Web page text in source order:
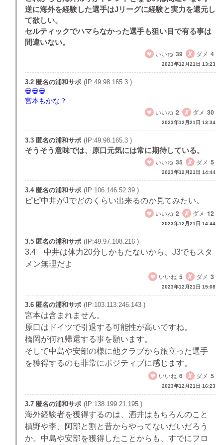
逆に海外を経験した選手はJリーグに経験と実力を還元し
て欲しい。
セルティックでハマらなかった選手も狙い目で有る事は
間違いない。
いいね 39 ダメ 4
2023年12月21日 13:23
3.2 匿名の浦和サポ (IP:49.98.165.3 )
宮本もかな？
いいね 2 ダメ 30
2023年12月21日 13:34
3.3 匿名の浦和サポ (IP:49.98.165.3 )
そうそう意味では、原口元気には常に期待している。
いいね 35 ダメ 5
2023年12月21日 14:44
3.4 匿名の浦和サポ (IP:106.146.52.39 )
ピピ中井がJでどのくらい出来るのか見てみたい。
いいね 2 ダメ 12
2023年12月21日 14:44
3.5 匿名の浦和サポ (IP:49.97.108.216 )
3.4 中井は体力20分しかもたないから、J3でもスタ
メン無理だよ
いいね 5 ダメ 3
2023年12月21日 15:08
3.6 匿名の浦和サポ (IP:103.113.246.143 )
宮本は含まれません。
原口はドイツで引退する可能性が高いですね。
橋岡が何れ帰還する事を願います。
そして中島や安部の様に他クラブから旅立った選手
を獲得するのも非常にポジティブに感じます。
いいね 6 ダメ 5
2023年12月21日 16:23
3.7 匿名の浦和サポ (IP:138.199.21.195 )
海外経験者を獲得するのは、酒井はもちろんのこと
槙野や李、阿部と割と昔からやってないだいだろう
か。中島や安部を獲得したことからも、すでにフロ